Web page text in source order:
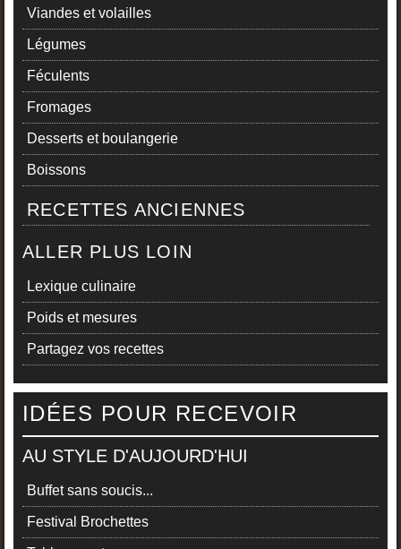
Viandes et volailles
Légumes
Féculents
Fromages
Desserts et boulangerie
Boissons
RECETTES ANCIENNES
ALLER PLUS LOIN
Lexique culinaire
Poids et mesures
Partagez vos recettes
IDÉES POUR RECEVOIR
AU STYLE D'AUJOURD'HUI
Buffet sans soucis...
Festival Brochettes